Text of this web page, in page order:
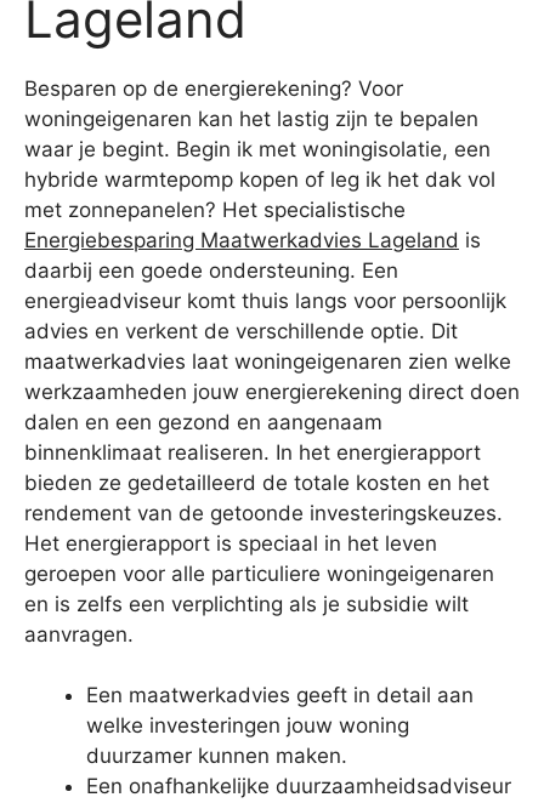
Lageland
Besparen op de energierekening? Voor
woningeigenaren kan het lastig zijn te bepalen
waar je begint. Begin ik met woningisolatie, een
hybride warmtepomp kopen of leg ik het dak vol
met zonnepanelen? Het specialistische
Energiebesparing Maatwerkadvies Lageland is
daarbij een goede ondersteuning. Een
energieadviseur komt thuis langs voor persoonlijk
advies en verkent de verschillende optie. Dit
maatwerkadvies laat woningeigenaren zien welke
werkzaamheden jouw energierekening direct doen
dalen en een gezond en aangenaam
binnenklimaat realiseren. In het energierapport
bieden ze gedetailleerd de totale kosten en het
rendement van de getoonde investeringskeuzes.
Het energierapport is speciaal in het leven
geroepen voor alle particuliere woningeigenaren
en is zelfs een verplichting als je subsidie wilt
aanvragen.
Een maatwerkadvies geeft in detail aan
welke investeringen jouw woning
duurzamer kunnen maken.
Een onafhankelijke duurzaamheidsadviseur